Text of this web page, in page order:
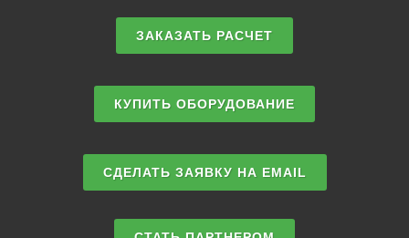
ЗАКАЗАТЬ РАСЧЕТ
КУПИТЬ ОБОРУДОВАНИЕ
СДЕЛАТЬ ЗАЯВКУ НА EMAIL